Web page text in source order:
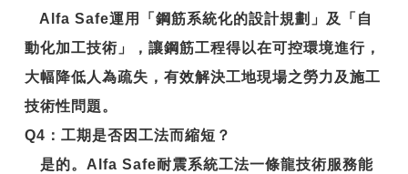
Alfa Safe運用「鋼筋系統化的設計規劃」及「自
動化加工技術」，讓鋼筋工程得以在可控環境進行，
大幅降低人為疏失，有效解決工地現場之勞力及施工
技術性問題。
Q4 ：工期是否因工法而縮短？
是的。Alfa Safe耐震系統工法一條龍技術服務能